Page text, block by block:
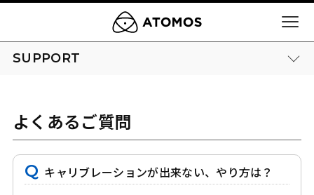
SUPPORT
よくあるご質問
キャリブレーションが出来ない、やり方は？